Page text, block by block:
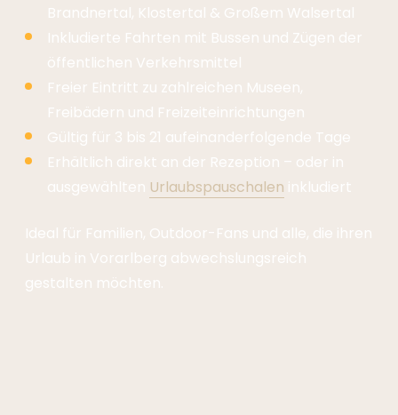
Brandnertal, Klostertal & Großem Walsertal
Inkludierte Fahrten mit Bussen und Zügen der
öffentlichen Verkehrsmittel
Freier Eintritt zu zahlreichen Museen,
Freibädern und Freizeiteinrichtungen
Gültig für 3 bis 21 aufeinanderfolgende Tage
Erhältlich direkt an der Rezeption – oder in
ausgewählten Urlaubspauschalen inkludiert
Ideal für Familien, Outdoor-Fans und alle, die ihren
Urlaub in Vorarlberg abwechslungsreich
gestalten möchten.